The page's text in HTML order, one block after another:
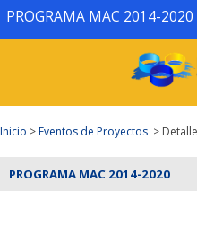
PROGRAMA MAC 2014-2020
Inicio >Eventos de Proyectos >
PROGRAMA MAC 2014-2020